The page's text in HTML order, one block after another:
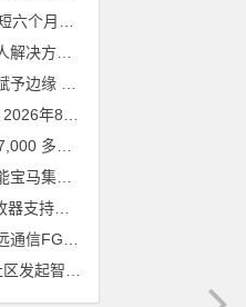
2026年8月6日
恩智浦Trimension超宽带技术赋能宝马集团Digital Key Plus及生命体存在检测功能
Vishay TSOP15300系列红外接收器支持所有主流遥控代码